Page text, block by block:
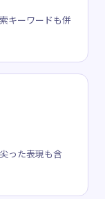
キーワードも併
った表現も含